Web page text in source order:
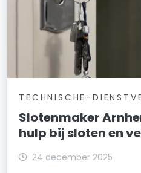
TECHNISCHE-
Slotenmaker
hulp bij sloten en
24 december 2025